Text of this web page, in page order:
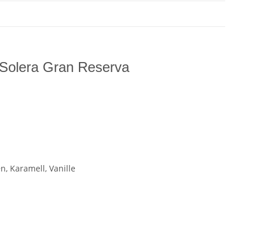
Gran Reserva
Karamell, Vanille